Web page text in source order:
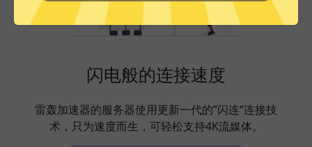
闪电般的连接速度
雷轰加速器的服务器使用更新一代的”闪连“连接技
术，只为速度而生，可轻松支持4K流媒体。